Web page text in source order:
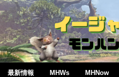
最新情報 MHWs MHNow